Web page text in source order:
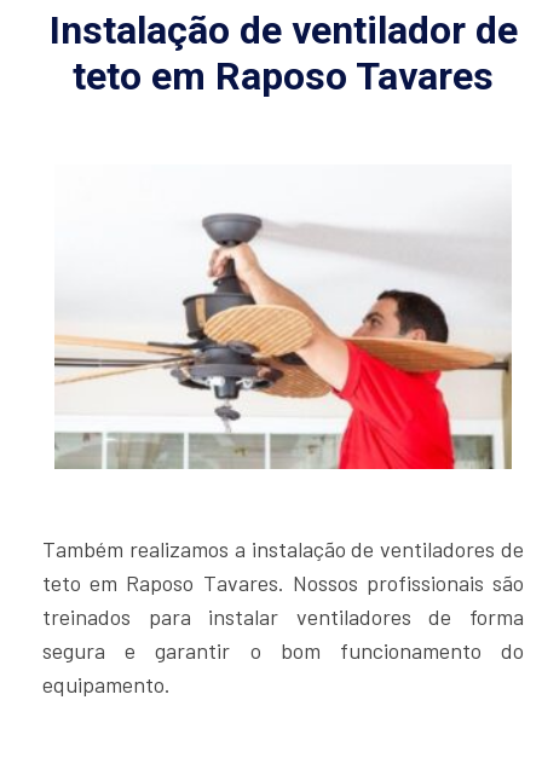
Instalação de ventilador de
teto em Raposo Tavares
Também realizamos a instalação de ventiladores de
teto em Raposo Tavares. Nossos profissionais são
treinados para instalar ventiladores de forma
segura e garantir o bom funcionamento do
equipamento.